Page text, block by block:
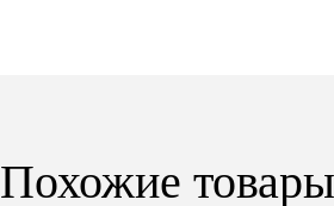
Похожие товары